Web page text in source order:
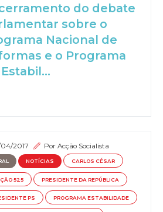
do debate
sobre o
Nacional de
e o Programa
04/2017 PorAcção Socialista
NOTÍCIAS CARLOS CÉSAR
525 PRESIDENTE DA REPÚBLICA
PS PROGRAMA ESTABILIDADE